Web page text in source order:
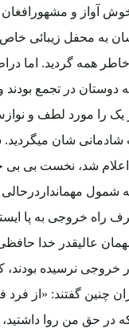
خوش آواز و
به محفل زیبائی
همه گردید. اما
دوستان در تجمع بودند
یک را مورد لطف و
شادمانی شان
شد، نخست بی بی
شمول
راه خروجی به پا
عالیقدر خدا
خروجی نرسیده بودند،
چنین گفتند: «از فرد
در حق من روا